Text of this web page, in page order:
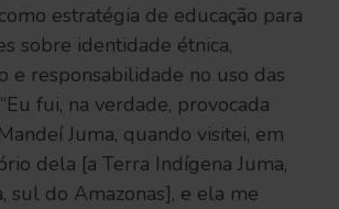
estratégia de educação para
sobre identidade étnica,
e responsabilidade no uso das
fui, na verdade, provocada
Juma, quando visitei, em
dela [a Terra Indígena Juma,
sul do Amazonas], e ela me